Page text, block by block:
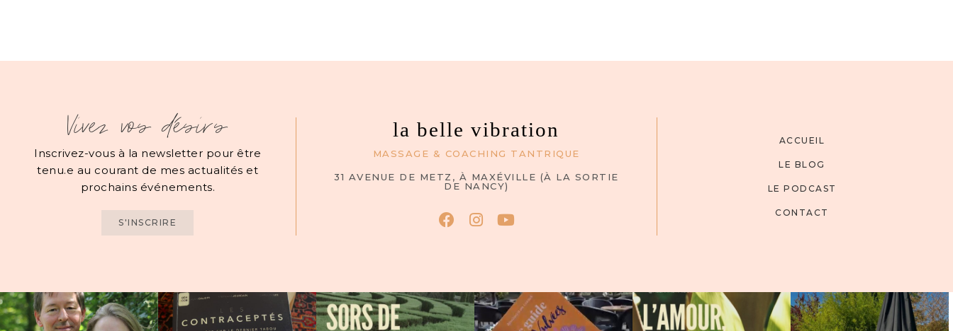
Vivez vos désirs
Inscrivez-vous à la newsletter pour être
tenu.e au courant de mes actualités et
prochains événements.
S'INSCRIRE
la belle vibration
MASSAGE & COACHING TANTRIQUE
31 AVENUE DE METZ, À MAXÉVILLE (À LA SORTIE
DE NANCY)
ACCUEIL
LE BLOG
LE PODCAST
CONTACT